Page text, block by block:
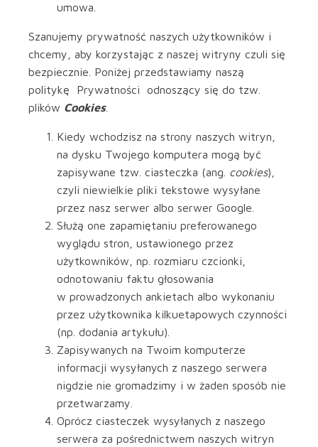
umowa.
Szanujemy prywatność naszych użytkowników i
chcemy, aby korzystając z naszej witryny czuli się
bezpiecznie. Poniżej przedstawiamy naszą
politykę Prywatności odnoszący się do tzw.
plików Cookies.
Kiedy wchodzisz na strony naszych witryn,
na dysku Twojego komputera mogą być
zapisywane tzw. ciasteczka (ang. cookies),
czyli niewielkie pliki tekstowe wysyłane
przez nasz serwer albo serwer Google.
Służą one zapamiętaniu preferowanego
wyglądu stron, ustawionego przez
użytkowników, np. rozmiaru czcionki,
odnotowaniu faktu głosowania
w prowadzonych ankietach albo wykonaniu
przez użytkownika kilkuetapowych czynności
(np. dodania artykułu).
Zapisywanych na Twoim komputerze
informacji wysyłanych z naszego serwera
nigdzie nie gromadzimy i w żaden sposób nie
przetwarzamy.
Oprócz ciasteczek wysyłanych z naszego
serwera za pośrednictwem naszych witryn